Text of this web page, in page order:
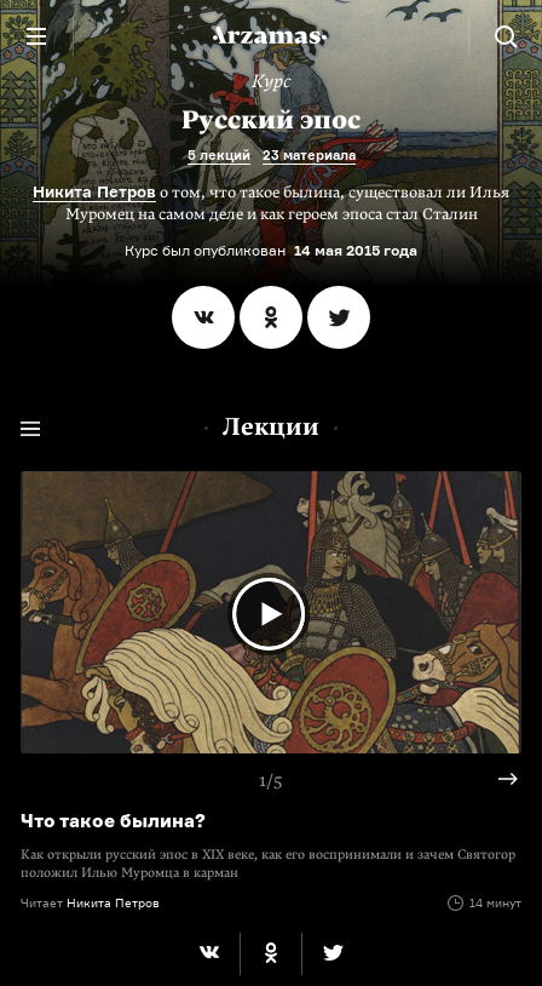
Курс
Русский эпос
5 лекций 23 материала
Никита Петрово том, что такое былина, существовал ли Илья
Муромец на самом деле и как героем эпоса стал Сталин
Курс был опубликован 14 мая 2015 года
Лекции
1/5
Что такое былина?
Как открыли русский эпос в XIX веке, как его воспринимали и зачем Святогор
положил Илью Муромца в карман
Читает Никита Петров 14 минут